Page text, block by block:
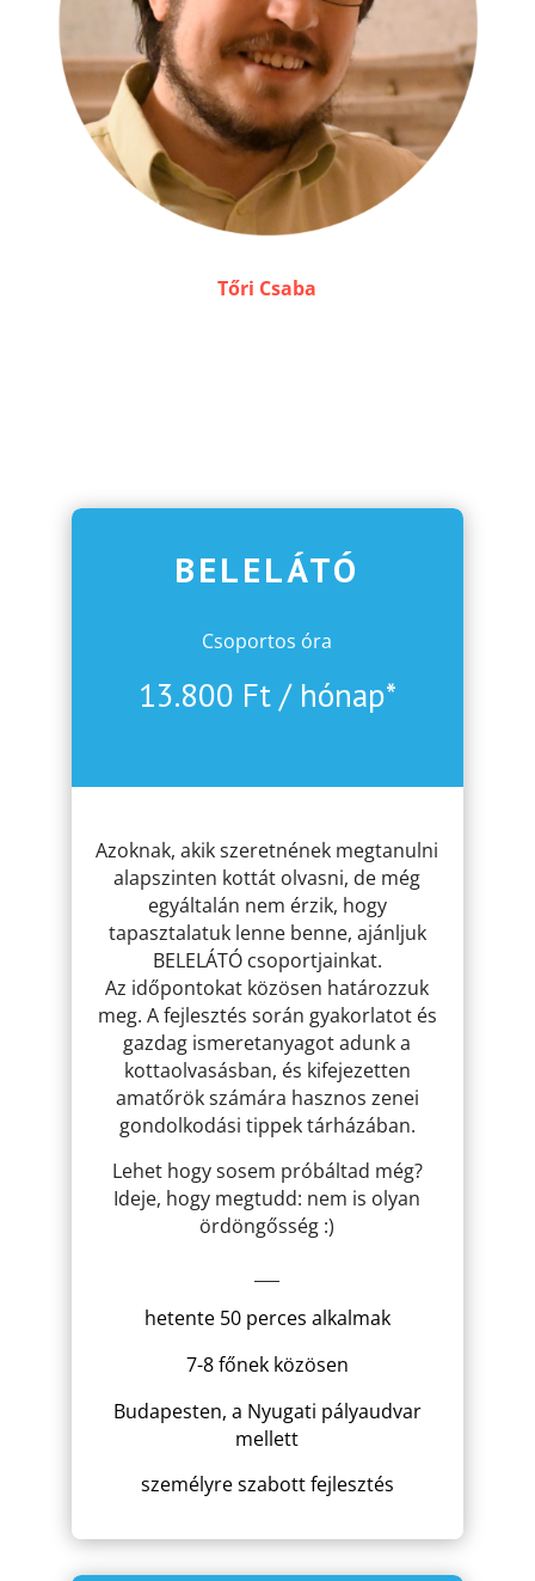
Tőri Csaba
BELELÁTÓ
Csoportos óra
13.800 Ft / hónap*
Azoknak, akik szeretnének megtanulni
alapszinten kottát olvasni, de még
egyáltalán nem érzik, hogy
tapasztalatuk lenne benne, ajánljuk
BELELÁTÓ csoportjainkat.
Az időpontokat közösen határozzuk
meg. A fejlesztés során gyakorlatot és
gazdag ismeretanyagot adunk a
kottaolvasásban, és kifejezetten
amatőrök számára hasznos zenei
gondolkodási tippek tárházában.
Lehet hogy sosem próbáltad még?
Ideje, hogy megtudd: nem is olyan
ördöngősség :)
hetente 50 perces alkalmak
7-8 főnek közösen
Budapesten, a Nyugati pályaudvar
mellett
személyre szabott fejlesztés